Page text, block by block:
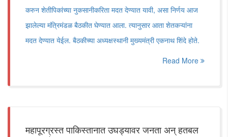
करुन शेतीपिकांच्या नुकसानीकरिता मदत देण्यात यावी, असा निर्णय आज
झालेल्या मंत्रिमंडळ बैठकीत घेण्यात आला. त्यानुसार आता शेतकऱ्यांना
मदत देण्यात येईल. बैठकीच्या अध्यक्षस्थानी मुख्यमंत्री एकनाथ शिंदे होते.
Read More
महापूरग्रस्त पाकिस्तानात उघड्यावर जनता अन् हतबल